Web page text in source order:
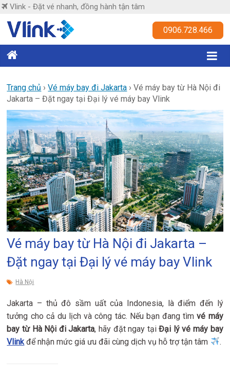
Skip
content
Vlink - Đặt vé nhanh, đồng hành tận tâm
Vlink
nhanh,
đồng
hành
tận
tâm
0906.728.466
Trang chủ ›Vé máy bay đi Jakarta ›Vé máy bay từ Hà Nội đi
Jakarta – Đặt ngay tại Đại lý vé máy bay Vlink
Vé máy bay từ Hà Nội đi Jakarta –
Đặt ngay tại Đại lý vé máy bay Vlink
Hà Nội
Jakarta – thủ đô sầm uất của Indonesia, là điểm đến lý
tưởng cho cả du lịch và công tác. Nếu bạn đang tìmvé máy
bay từ Hà Nội đi Jakarta, hãy đặt ngay tạiĐại lý vé máy bay
Vlink để nhận mức giá ưu đãi cùng dịch vụ hỗ trợ tận tâm .